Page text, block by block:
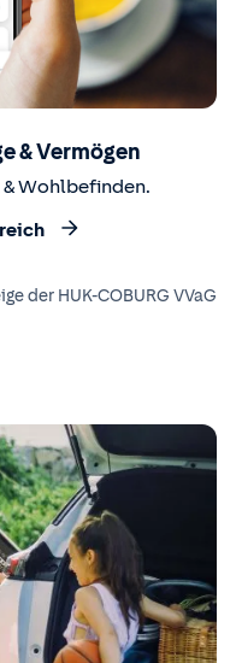
& Vermögen
Wohlbefinden.
der HUK-COBURG VVaG